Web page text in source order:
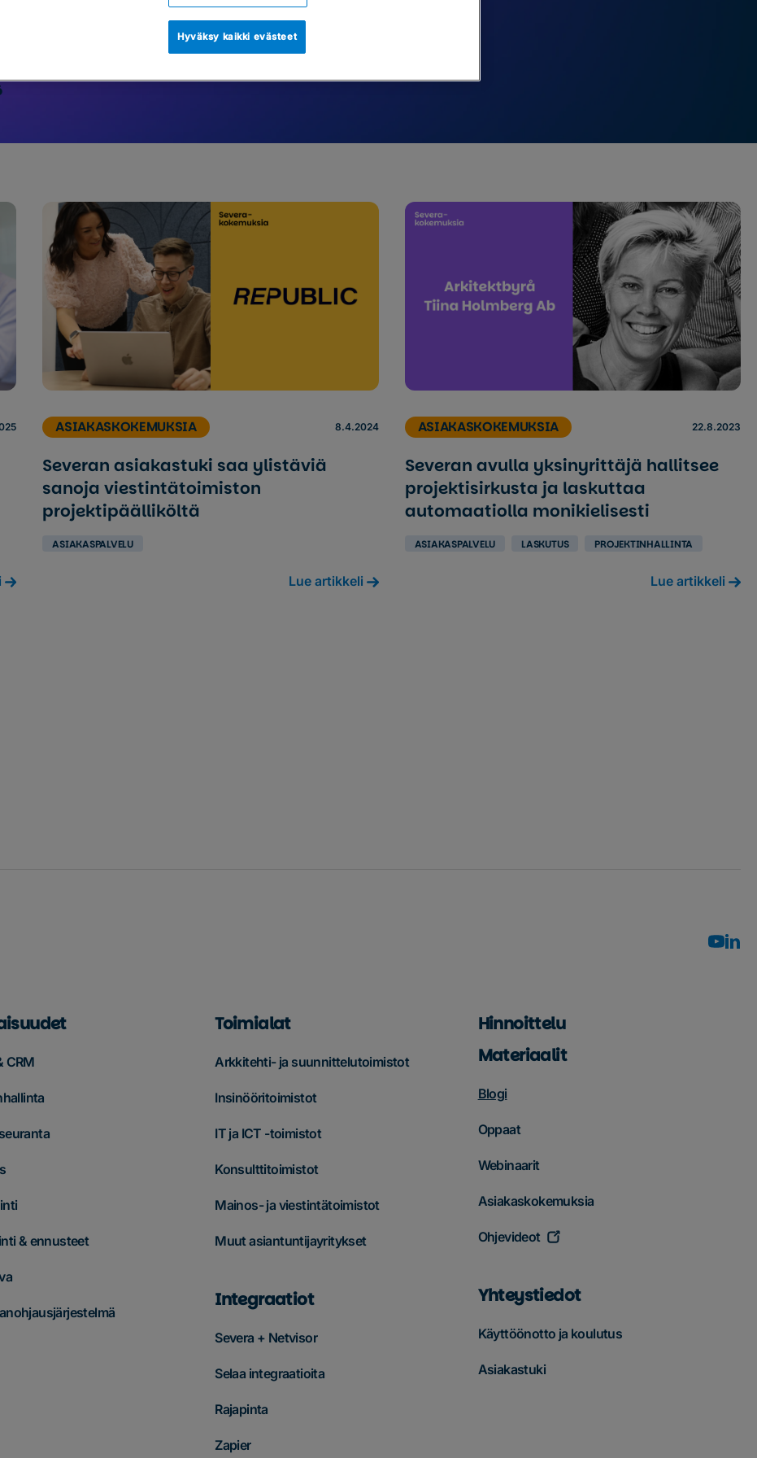
ASIAKASKOKEMUKSIA 8.4.2024
Severan asiakastuki saa ylistäviä
sanoja viestintätoimiston
projektipäälliköltä
ASIAKASPALVELU
Lue artikkeli
ASIAKASKOKEMUKSIA 22.8.2023
Severan avulla yksinyrittäjä hallitsee
projektisirkusta ja laskuttaa
automaatiolla monikielisesti
ASIAKASPALVELU LASKUTUS PROJEKTINHALLINTA
Lue artikkeli
CRM
& ennusteet
Toimialat
Arkkitehti- ja suunnittelutoimistot
Insinööritoimistot
IT ja ICT -toimistot
Konsulttitoimistot
Mainos- ja viestintätoimistot
Muut asiantuntijayritykset
Integraatiot
Severa + Netvisor
Selaa integraatioita
Rajapinta
Zapier
Hinnoittelu
Materiaalit
Blogi
Oppaat
Webinaarit
Asiakaskokemuksia
Ohjevideot
Yhteystiedot
Käyttöönotto ja koulutus
Asiakastuki
Hyväksy kaikki evästeet